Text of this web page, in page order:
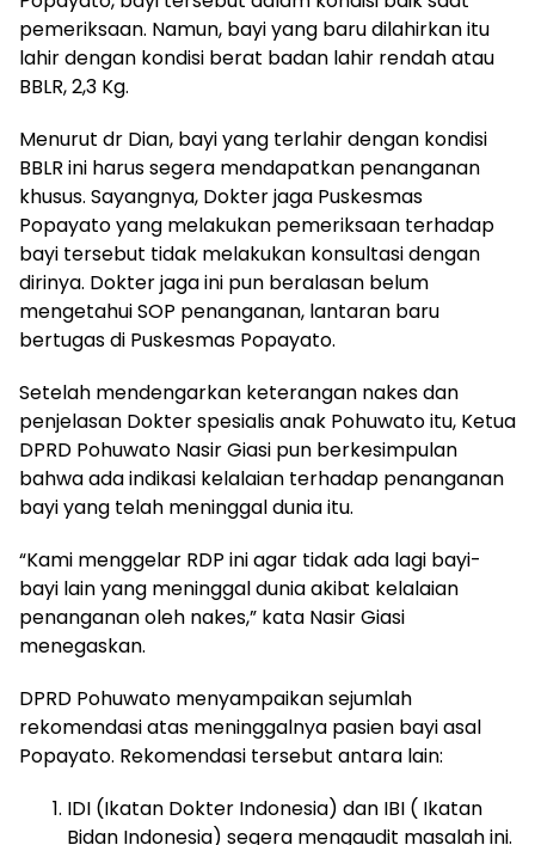
pemeriksaan. Namun, bayi yang baru dilahirkan itu
lahir dengan kondisi berat badan lahir rendah atau
BBLR, 2,3 Kg.
Menurut dr Dian, bayi yang terlahir dengan kondisi
BBLR ini harus segera mendapatkan penanganan
khusus. Sayangnya, Dokter jaga Puskesmas
Popayato yang melakukan pemeriksaan terhadap
bayi tersebut tidak melakukan konsultasi dengan
dirinya. Dokter jaga ini pun beralasan belum
mengetahui SOP penanganan, lantaran baru
bertugas di Puskesmas Popayato.
Setelah mendengarkan keterangan nakes dan
penjelasan Dokter spesialis anak Pohuwato itu, Ketua
DPRD Pohuwato Nasir Giasi pun berkesimpulan
bahwa ada indikasi kelalaian terhadap penanganan
bayi yang telah meninggal dunia itu.
“Kami menggelar RDP ini agar tidak ada lagi bayi-
bayi lain yang meninggal dunia akibat kelalaian
penanganan oleh nakes,” kata Nasir Giasi
menegaskan.
DPRD Pohuwato menyampaikan sejumlah
rekomendasi atas meninggalnya pasien bayi asal
Popayato. Rekomendasi tersebut antara lain:
IDI (Ikatan Dokter Indonesia) dan IBI ( Ikatan
Bidan Indonesia) segera mengaudit masalah ini.